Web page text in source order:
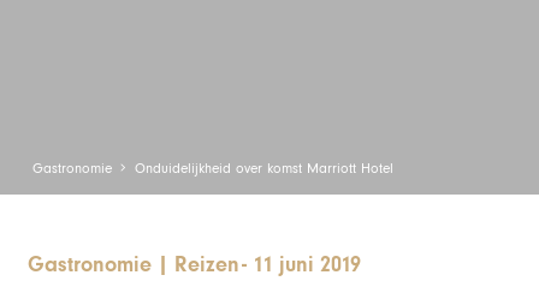
Gastronomie Onduidelijkheid over komst Marriott Hotel
Gastronomie Reizen- 11 juni 2019